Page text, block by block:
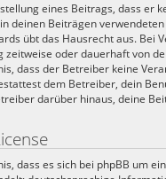
eines Beitrags, dass er
deinen Beiträgen
übt das Hausrecht aus. Bei
zeitweise oder dauerhaft von
dass der Betreiber keine
dem Betreiber, dein
darüber hinaus, deine
dass es sich bei phpBB um